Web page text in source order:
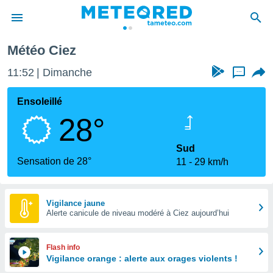
de
Météo Ciez
11:52 Dimanche ...
Ensoleillé
28°
Sensation de 28°
Sud
11
29 km/h
Vigilance jaune
Alerte canicule de niveau modéré à Ciez aujourd’hui
Flash info
Vigilance orange : alerte aux orages violents !